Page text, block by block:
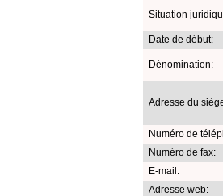
Situation
Date de début:
Dénomination:
Adresse du
Numéro de
Numéro de fax:
E-mail:
Adresse web: